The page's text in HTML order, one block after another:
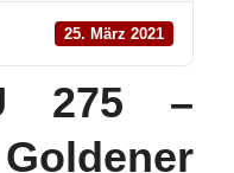
25. März 2021
275 –